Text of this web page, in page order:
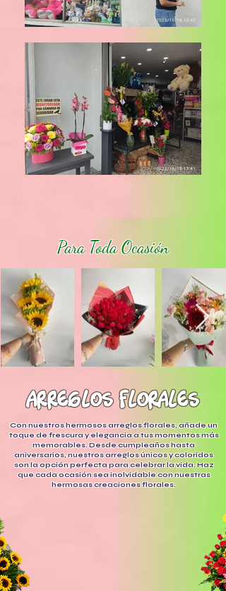
Para Toda Ocasión
arreglos florales
Con nuestros hermosos arreglos florales, añade un
toque de frescura y elegancia a tus momentos más
memorables. Desde cumpleaños hasta
aniversarios, nuestros arreglos únicos y coloridos
son la opción perfecta para celebrar la vida. Haz
que cada ocasión sea inolvidable con nuestras
hermosas creaciones florales.